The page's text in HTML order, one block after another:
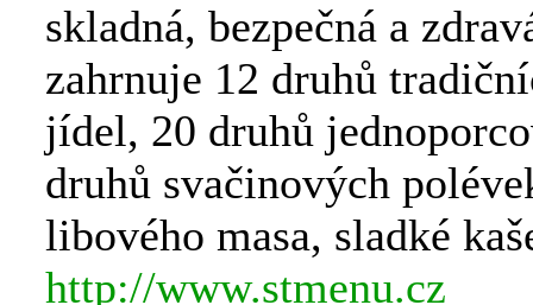
skladná, bezpečná a
zahrnuje 12 druhů
jídel, 20 druhů
druhů svačinových
libového masa, sladké
http://www.stmenu.cz